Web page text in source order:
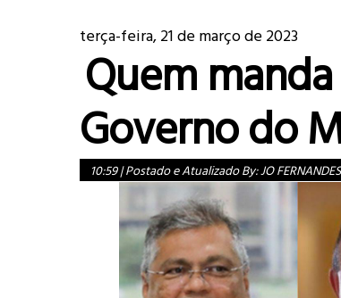
terça-feira, 21 de março de 2023
Quem
Governo do
10:59|Postado e Atualizado By:JO FERNANDES